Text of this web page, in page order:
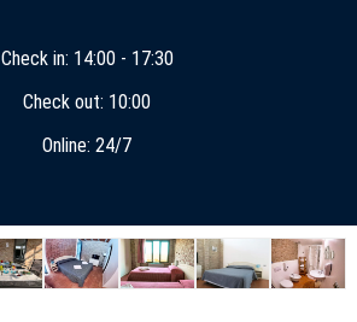
Check in: 14:00 - 17:30
Check out: 10:00
Online: 24/7